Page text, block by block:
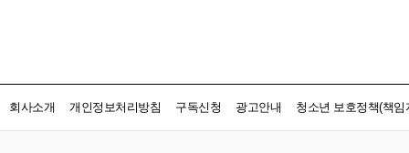
회사소개 개인정보처리방침 구독신청 광고안내 청소년 보호정책(책임